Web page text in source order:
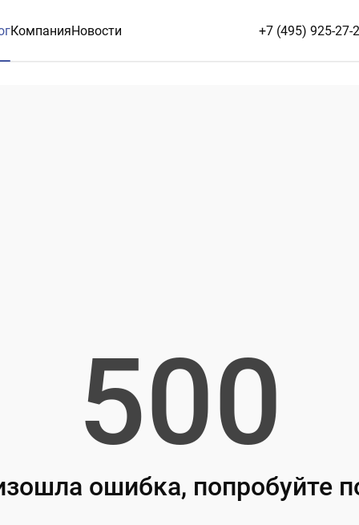
КомпанияНовости +7 (495) 925-27-
500
ошибка, попробуйте